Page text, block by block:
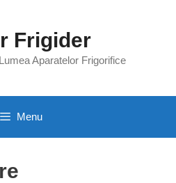
Frigider
Aparatelor Frigorifice
Menu